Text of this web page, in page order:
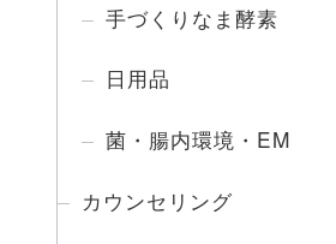
手づくりなま酵素
日用品
菌・腸内環境・EM
カウンセリング